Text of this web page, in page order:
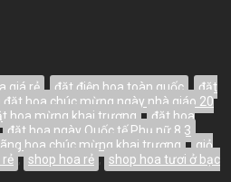
giá rẻ , đặt điện hoa toàn quốc , đặt
đặt hoa chúc mừng ngày nhà giáo 20
hoa mừng khai trương , đặt hoa
đặt hoa ngày Quốc tế Phụ nữ 8 3 ,
hoa chúc mừng khai trương , giỏ
rẻ , shop hoa rẻ , shop hoa tươi ở bạc